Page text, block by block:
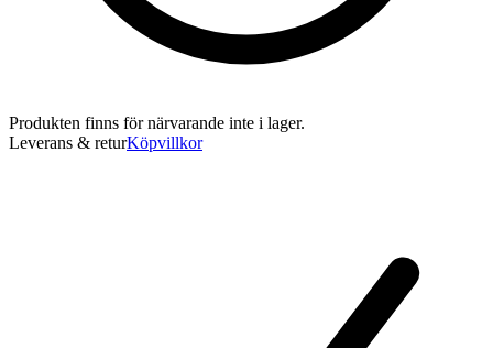
Produkten finns för närvarande inte i lager.
Leverans & returKöpvillkor